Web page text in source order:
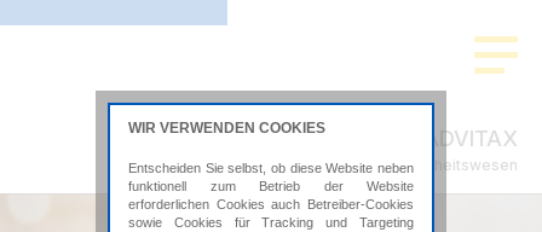
ADVITAX
Steuerberatung im Gesundheitswesen
WIR VERWENDEN COOKIES
Entscheiden Sie selbst, ob diese Website neben
funktionell zum Betrieb der Website
erforderlichen Cookies auch Betreiber-Cookies
sowie Cookies für Tracking und Targeting